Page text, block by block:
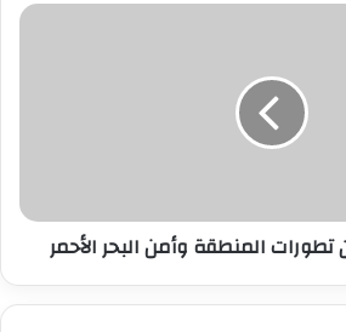
تطورات المنطقة وأمن البحر الأحمر